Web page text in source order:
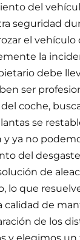
del
seguridad
el
la
debe
ser
del coche,
se
ya no
del
de
lo que
calidad de
de los